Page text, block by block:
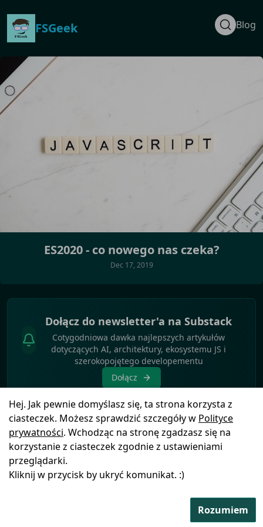
FSGeek Blog
ES2020 - co nowego nas czeka?
Dec 17, 2019
Dołącz do newsletter'a na Substack
Cotygodniowa dawka najlepszych artykułów
dotyczących AI, architektury, ekosystemu JS i
szerokopojętego developementu
Dołącz
Hej. Jak pewnie domyślasz się, ta strona korzysta z
ciasteczek. Możesz sprawdzić szczegóły w Polityce
prywatności. Wchodząc na stronę zgadzasz się na
korzystanie z ciasteczek zgodnie z ustawieniami
przeglądarki.
Kliknij w przycisk by ukryć komunikat. :)
Rozumiem
Polityka
prywatności
© Copyright2025byBlogIkony pochodzą z